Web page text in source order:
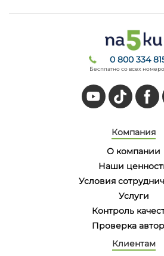
0 800 334
Бесплатно со всех
Компания
О компании
Наши
Условия
Услуги
Контроль
Проверка
Клиентам